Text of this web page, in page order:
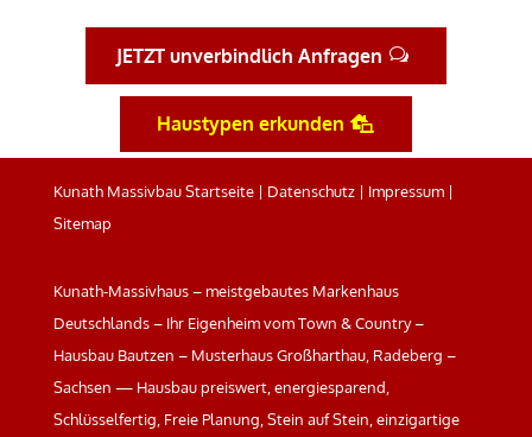
JETZT unverbindlich Anfragen
Haustypen erkunden
Kunath Massivbau Startseite| Datenschutz| Impressum|
Sitemap
Kunath-Massivhaus – meistgebautes Markenhaus
Deutschlands – Ihr Eigenheim vom Town & Country –
Hausbau Bautzen – Musterhaus Großharthau, Radeberg –
Sachsen — Hausbau preiswert, energiesparend,
Schlüsselfertig, Freie Planung, Stein auf Stein, einzigartige